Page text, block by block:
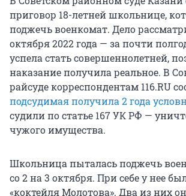
приговор 18-летней школьнице,
поджечь военкомат. Дело
октября 2022 года — за почти
успела стать совершеннолетней,
наказание получила реальное. В
райсуде корреспондентам 116.RU
подсудимая получила 2 года
судили по статье 167 УК РФ —
чужого имущества.
Школьница пыталась поджечь
со 2 на 3 октября. При себе у нее
«коктейля Молотова». Два из них